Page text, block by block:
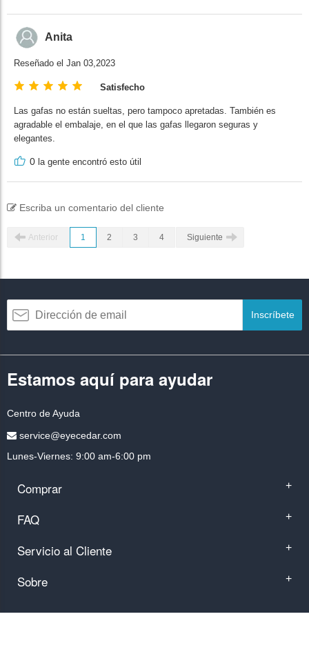
Anita
Reseñado el Jan 03,2023
Satisfecho
Las gafas no están sueltas, pero tampoco apretadas. También es
agradable el embalaje, en el que las gafas llegaron seguras y
elegantes.
0 la gente encontró esto útil
Escriba un comentario del cliente
Anterior 1 2 3 4 Siguiente
Inscríbete
Estamos aquí para ayudar
Centro de Ayuda
service@eyecedar.com
Lunes-Viernes: 9:00 am-6:00 pm
Comprar +
FAQ +
Servicio al Cliente +
Sobre +